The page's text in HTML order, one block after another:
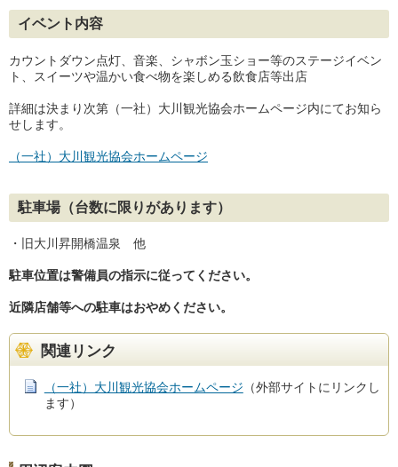
イベント内容
カウントダウン点灯、音楽、シャボン玉ショー等のステージイベン
ト、スイーツや温かい食べ物を楽しめる飲食店等出店
詳細は決まり次第（一社）大川観光協会ホームページ内にてお知ら
せします。
（一社）大川観光協会ホームページ
駐車場（台数に限りがあります）
・旧大川昇開橋温泉 他
駐車位置は警備員の指示に従ってください。
近隣店舗等への駐車はおやめください。
関連リンク
（一社）大川観光協会ホームページ （外部サイトにリンクし
ます）